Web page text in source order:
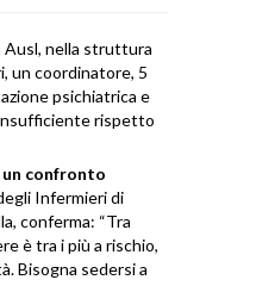
Ausl, nella struttura
un coordinatore, 5
psichiatrica e
rispetto
un confronto
Infermieri di
conferma: “Tra
è tra i più a rischio,
Bisogna sedersi a